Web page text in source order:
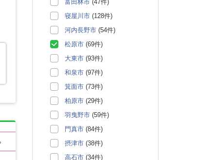
富田林市 (47件)
寝屋川市 (128件)
河内長野市 (54件)
松原市 (69件)
大東市 (93件)
和泉市 (97件)
箕面市 (73件)
柏原市 (29件)
羽曳野市 (59件)
門真市 (84件)
摂津市 (38件)
高石市 (34件)